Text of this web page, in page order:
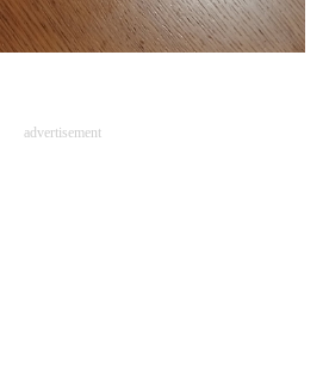
advertisement